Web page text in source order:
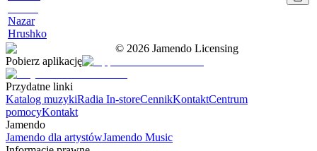
Nazar
Hrushko
© 2026 Jamendo Licensing
Pobierz aplikację
Przydatne linki
Katalog muzykiRadia In-storeCennikKontaktCentrum
pomocyKontakt
Jamendo
Jamendo dla artystówJamendo Music